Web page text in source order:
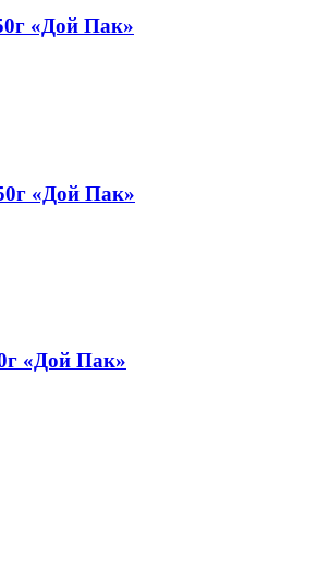
«Дой Пак»
«Дой Пак»
«Дой Пак»